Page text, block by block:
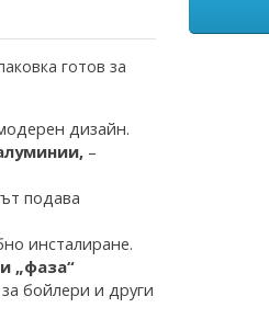
готов за
дизайн.
–
подава
инсталиране.
„фаза“
бойлери и други